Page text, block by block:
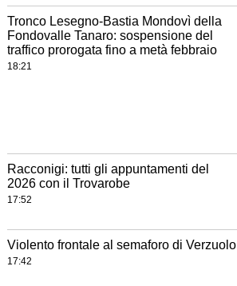
Tronco Lesegno-Bastia Mondovì della
Fondovalle Tanaro: sospensione del
traffico prorogata fino a metà febbraio
18:21
Racconigi: tutti gli appuntamenti del
2026 con il Trovarobe
17:52
Violento frontale al semaforo di Verzuolo
17:42